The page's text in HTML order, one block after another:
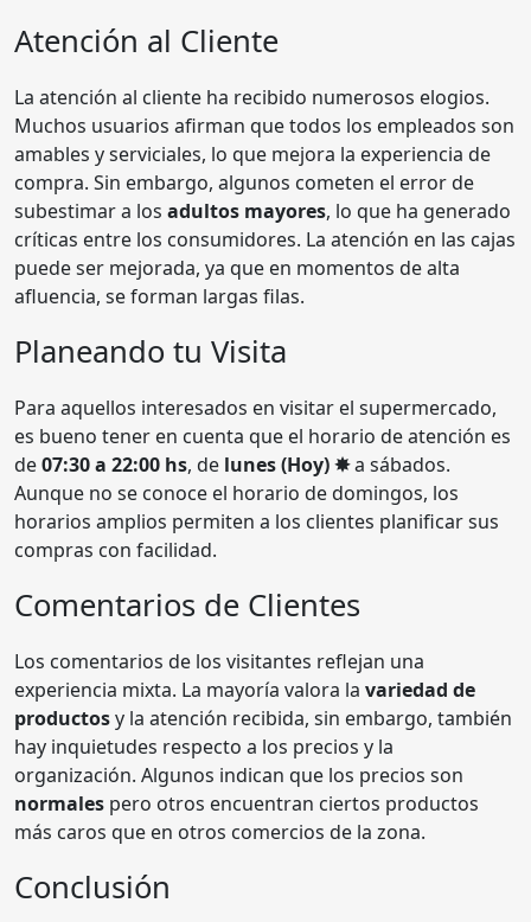
Atención al Cliente
La atención al cliente ha recibido numerosos elogios.
Muchos usuarios afirman que todos los empleados son
amables y serviciales, lo que mejora la experiencia de
compra. Sin embargo, algunos cometen el error de
subestimar a los adultos mayores, lo que ha generado
críticas entre los consumidores. La atención en las cajas
puede ser mejorada, ya que en momentos de alta
afluencia, se forman largas filas.
Planeando tu Visita
Para aquellos interesados en visitar el supermercado,
es bueno tener en cuenta que el horario de atención es
de07:30 a 22:00 hs, de lunes (Hoy) ✸a sábados.
Aunque no se conoce el horario de domingos, los
horarios amplios permiten a los clientes planificar sus
compras con facilidad.
Comentarios de Clientes
Los comentarios de los visitantes reflejan una
experiencia mixta. La mayoría valora la variedad de
productosy la atención recibida, sin embargo, también
hay inquietudes respecto a los precios y la
organización. Algunos indican que los precios son
normales pero otros encuentran ciertos productos
más caros que en otros comercios de la zona.
Conclusión